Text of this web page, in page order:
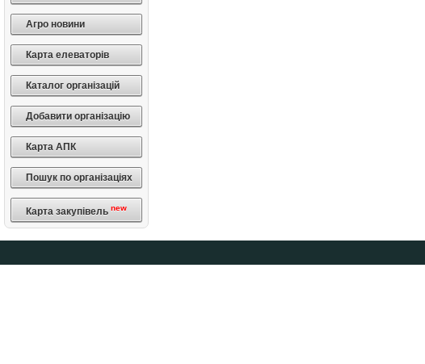
Агро новини
Карта елеваторів
Каталог організацій
Добавити організацію
Карта АПК
Пошук по організаціях
Карта закупівель new